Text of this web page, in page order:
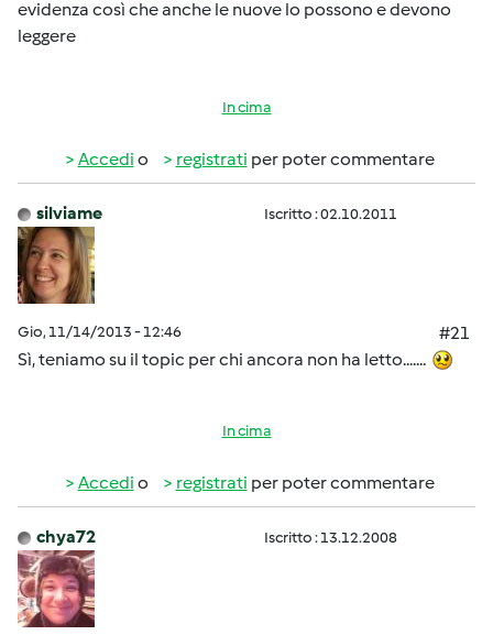
evidenza così che anche le nuove lo possono e devono
leggere
In cima
Accedi o registrati per poter commentare
silviame Iscritto : 02.10.2011
Gio, 11/14/2013 - 12:46
#21
Sì, teniamo su il topic per chi ancora non ha letto.......
In cima
Accedi o registrati per poter commentare
chya72 Iscritto : 13.12.2008